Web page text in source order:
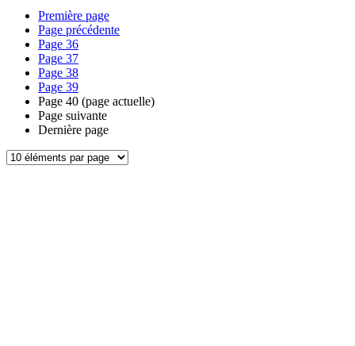
Première page
Page précédente
Page 36
Page 37
Page 38
Page 39
Page 40 (page actuelle)
Page suivante
Dernière page